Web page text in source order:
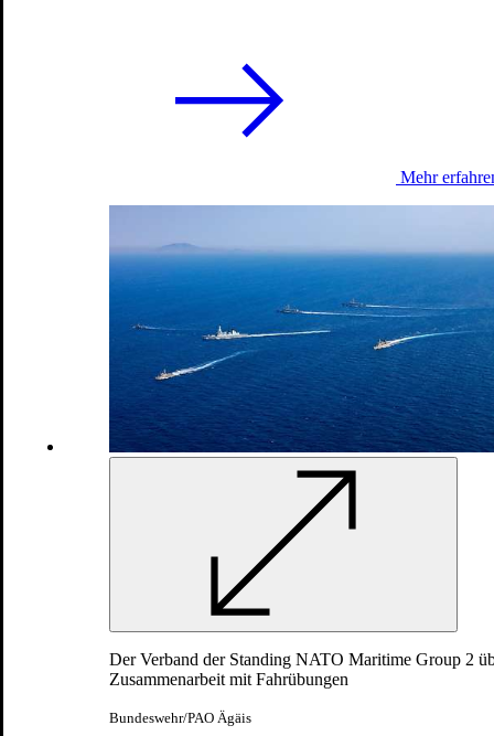
Mehr
Der Verband der Standing NATO Maritime Group 2
Zusammenarbeit mit Fahrübungen
Bundeswehr/PAO Ägäis
NATO - Unterstützungsmission
Ukraine-Unterstützung